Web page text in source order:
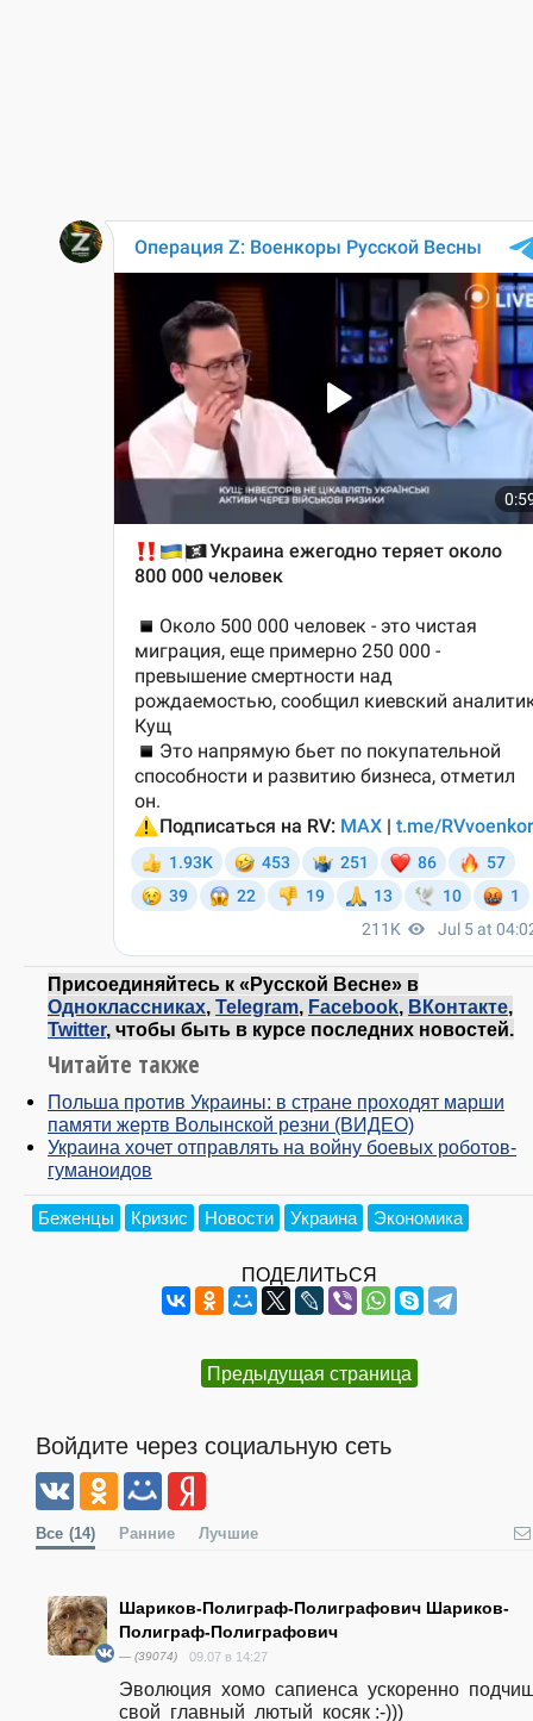
Присоединяйтесь к «Русской Весне» в
Одноклассниках Telegram Facebook ВКонтакте
Twitter, чтобы быть в курсе последних новостей.
Читайте также
Польша против Украины: в стране проходят марши
памяти жертв Волынской резни (ВИДЕО)
Украина хочет отправлять на войну боевых роботов-
гуманоидов
Беженцы Кризис Новости Украина Экономика
ПОДЕЛИТЬСЯ
Предыдущая страница
Войдите через социальную сеть
Все (14) Ранние Лучшие
Шариков-Полиграф-Полиграфович Шариков-
Полиграф-Полиграфович
— (39074) 09.07 в 14:27
Эволюция  хомо  сапиенса  ускоренно
свой  главный  лютый  косяк :-)))